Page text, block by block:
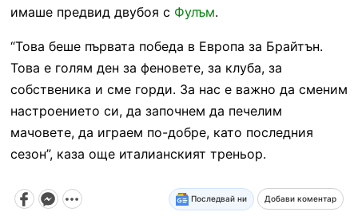
имаше предвид двубоя с Фулъм.
“Това беше първата победа в Европа за Брайтън.
Това е голям ден за феновете, за клуба, за
собственика и сме горди. За нас е важно да сменим
настроението си, да започнем да печелим
мачовете, да играем по-добре, като последния
сезон”, каза още италианският треньор.
Последвай ни Добави коментар